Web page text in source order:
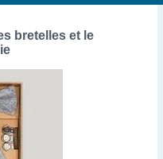
bretelles et le